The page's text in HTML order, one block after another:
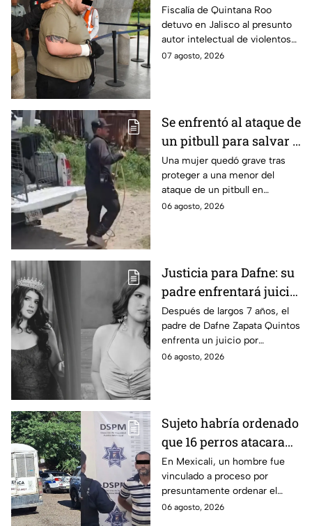
prioritario en Playa del
Carmen
Fiscalía de Quintana Roo
detuvo en Jalisco al presunto
autor intelectual de violentos
ataques en fraccionamientos
07 agosto, 2026
Se enfrentó al ataque de
un pitbull para salvar a
una menor; hoy lucha
por su vida en Zapopan
Una mujer quedó grave tras
proteger a una menor del
ataque de un pitbull en
Zapopan; la víctima sufrió
06 agosto, 2026
Justicia para Dafne: su
padre enfrentará juicio
por presunto abuso
cometido en 2019 en
Tamaulipas
Después de largos 7 años, el
padre de Dafne Zapata Quintos
enfrenta un juicio por
presuntamente abusar de la
06 agosto, 2026
Sujeto habría ordenado
que 16 perros atacaran
a su hermana con
discapacidad en
Mexicali, BC
En Mexicali, un hombre fue
vinculado a proceso por
presuntamente ordenar el
ataque de 16 perros contra su
06 agosto, 2026